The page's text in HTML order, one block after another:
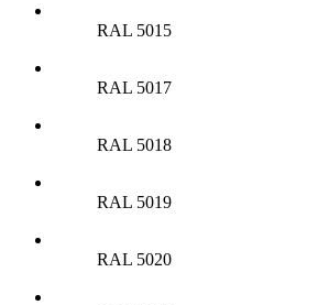
RAL 5015
RAL 5017
RAL 5018
RAL 5019
RAL 5020